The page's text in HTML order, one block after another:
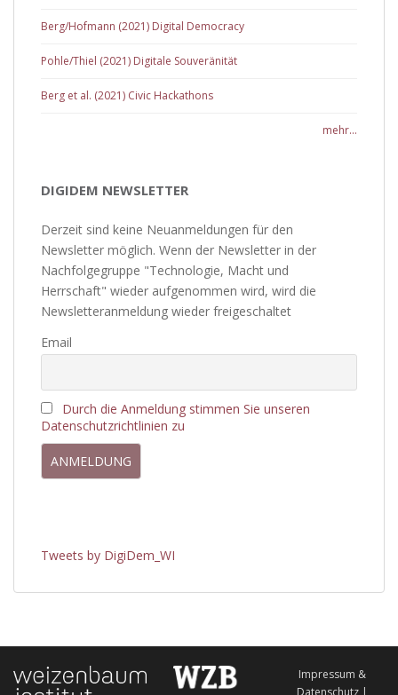
Berg/Hofmann (2021) Digital Democracy
Pohle/Thiel (2021) Digitale Souveränität
Berg et al. (2021) Civic Hackathons
mehr...
DIGIDEM NEWSLETTER
Derzeit sind keine Neuanmeldungen für den
Newsletter möglich. Wenn der Newsletter in der
Nachfolgegruppe "Technologie, Macht und
Herrschaft" wieder aufgenommen wird, wird die
Newsletteranmeldung wieder freigeschaltet
Email
Durch die Anmeldung stimmen Sie unseren
Datenschutzrichtlinien zu
Tweets by DigiDem_WI
Impressum &
Datenschutz |